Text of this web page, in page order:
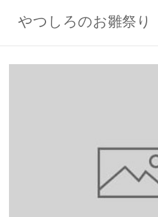
contentやつしろのお雛祭り